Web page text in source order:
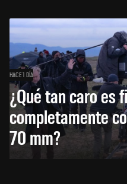
HACE 1 DÍA
¿Qué tan caro es
completamente
70 mm?